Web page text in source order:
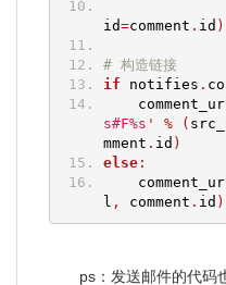
id=comment . id )
# 构造链接
if notifies .
s#F%s'
% (
mment . id )
else:
l , comment . id )
ps：发送邮件的代码